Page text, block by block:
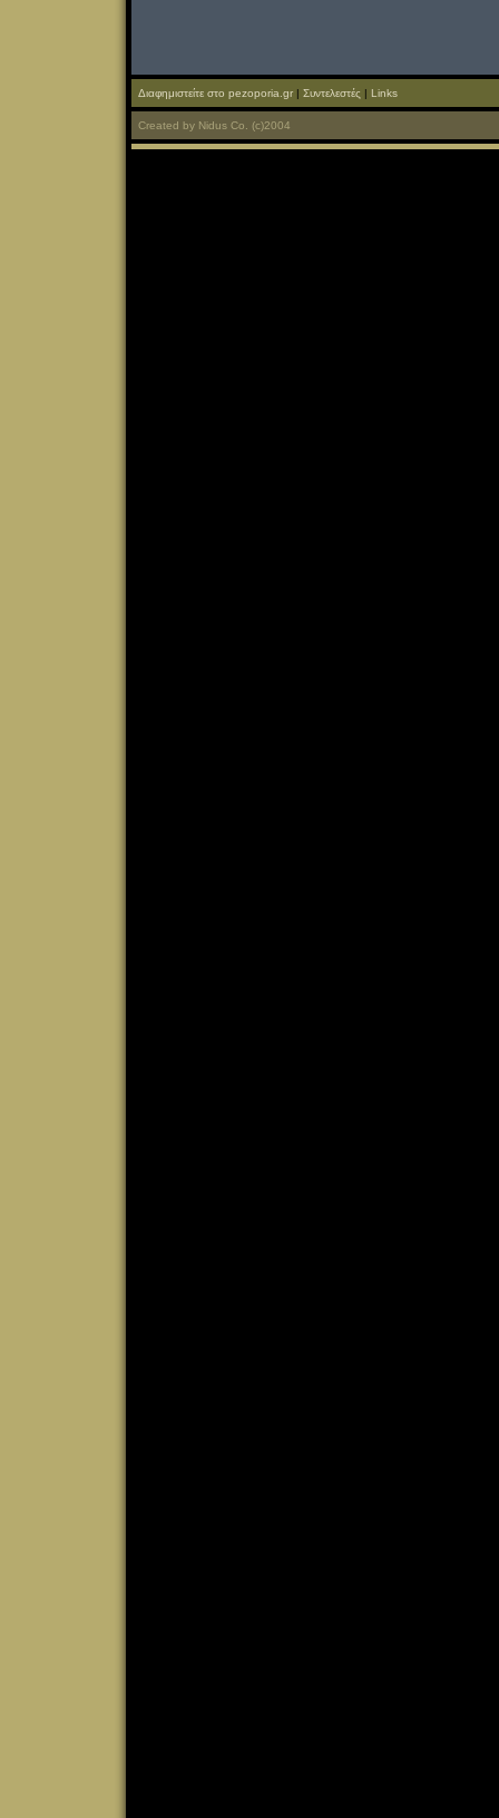
Διαφημιστείτε στο pezoporia.gr | Συντελεστές | Links
Created by Nidus Co. (c)2004